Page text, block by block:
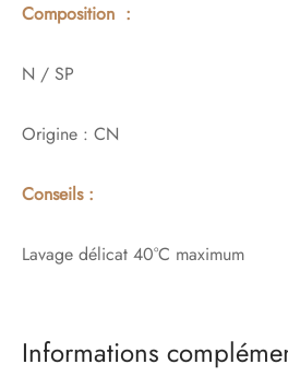
Composition :
N / SP
Origine : CN
Conseils :
Lavage délicat 40°C maximum
Informations